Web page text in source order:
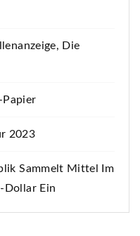
Die
Papier
2023
Sammelt Mittel Im
Dollar Ein